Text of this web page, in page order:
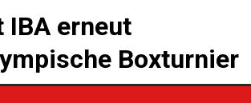
IBA erneut
Boxturnier